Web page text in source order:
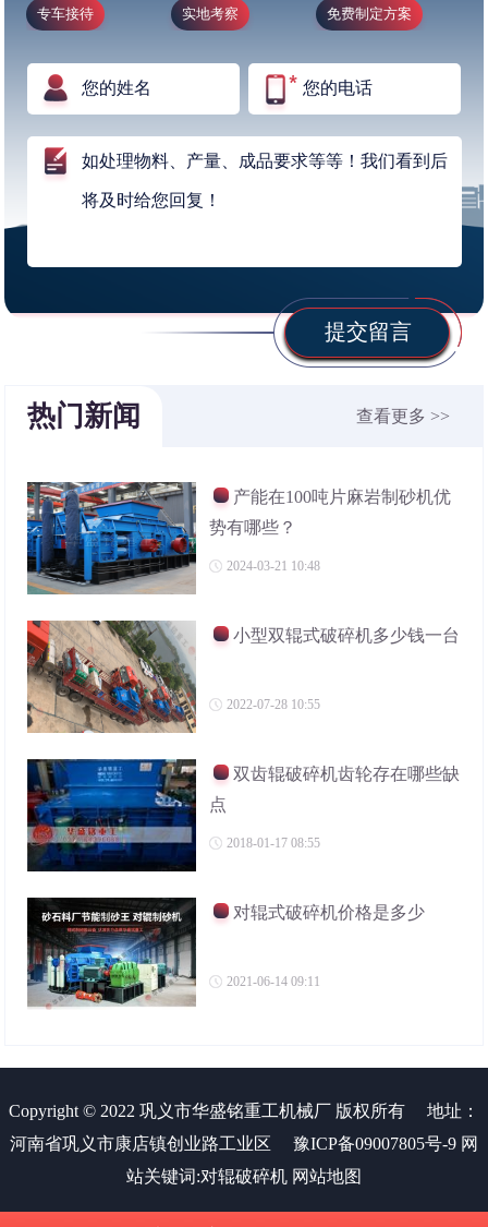
专车接待 实地考察 免费制定方案
提交留言
热门新闻 查看更多 >>
产能在100吨片麻岩制砂机优
势有哪些？
2024-03-21 10:48
小型双辊式破碎机多少钱一台
2022-07-28 10:55
双齿辊破碎机齿轮存在哪些缺
点
2018-01-17 08:55
对辊式破碎机价格是多少
2021-06-14 09:11
Copyright © 2022 巩义市华盛铭重工机械厂 版权所有
地址：
河南省巩义市康店镇创业路工业区
豫ICP备09007805号-9 网
站关键词:对辊破碎机 网站地图